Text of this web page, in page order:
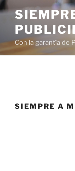
Saltar
contenido
Con la garantía de
SIEMPRE A